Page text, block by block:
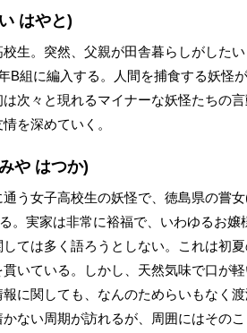
はやと)
生。突然、父親が田舎暮らしがした
B組に編入する。人間を捕食する妖怪
次々と現れるマイナーな妖怪たちの
を深めていく。
や はつか)
う女子高校生の妖怪で、徳島県の嘗
。実家は非常に裕福で、いわゆるお
ては多く語ろうとしない。これは初
いている。しかし、天然気味で口が
に関しても、なんのためらいもなく
ない周期が訪れるが、周囲にはその